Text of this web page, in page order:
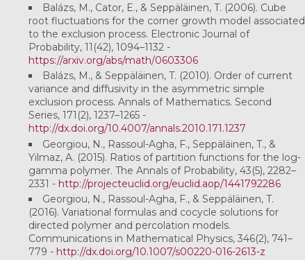
Balázs, M., Cator, E., & Seppäläinen, T. (2006). Cube
root fluctuations for the corner growth model associated
to the exclusion process. Electronic Journal of
Probability, 11(42), 1094–1132 -
https://arxiv.org/abs/math/0603306
Balázs, M., & Seppäläinen, T. (2010). Order of current
variance and diffusivity in the asymmetric simple
exclusion process. Annals of Mathematics. Second
Series, 171(2), 1237–1265 -
http://dx.doi.org/10.4007/annals.2010.171.1237
Georgiou, N., Rassoul-Agha, F., Seppäläinen, T., &
Yilmaz, A. (2015). Ratios of partition functions for the log-
gamma polymer. The Annals of Probability, 43(5), 2282–
2331 - http://projecteuclid.org/euclid.aop/1441792286
Georgiou, N., Rassoul-Agha, F., & Seppäläinen, T.
(2016). Variational formulas and cocycle solutions for
directed polymer and percolation models.
Communications in Mathematical Physics, 346(2), 741–
779 - http://dx.doi.org/10.1007/s00220-016-2613-z